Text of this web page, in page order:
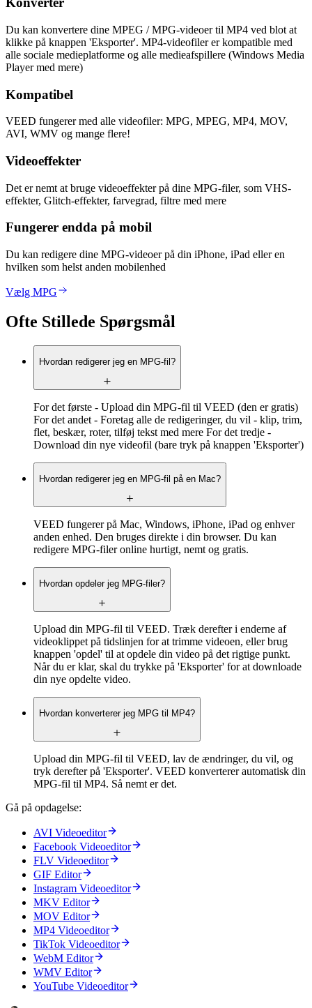
Du kan konvertere dine MPEG / MPG-videoer til MP4 ved blot at
klikke på knappen 'Eksporter'. MP4-videofiler er kompatible med
alle sociale medieplatforme og alle medieafspillere (Windows Media
Player med mere)
Kompatibel
VEED fungerer med alle videofiler: MPG, MPEG, MP4, MOV,
AVI, WMV og mange flere!
Videoeffekter
Det er nemt at bruge videoeffekter på dine MPG-filer, som VHS-
effekter, Glitch-effekter, farvegrad, filtre med mere
Fungerer endda på mobil
Du kan redigere dine MPG-videoer på din iPhone, iPad eller en
hvilken som helst anden mobilenhed
Vælg MPG
Ofte Stillede Spørgsmål
Hvordan redigerer jeg en MPG-fil?
For det første - Upload din MPG-fil til VEED (den er gratis)
For det andet - Foretag alle de redigeringer, du vil - klip, trim,
flet, beskær, roter, tilføj tekst med mere For det tredje -
Download din nye videofil (bare tryk på knappen 'Eksporter')
Hvordan redigerer jeg en MPG-fil på en Mac?
VEED fungerer på Mac, Windows, iPhone, iPad og enhver
anden enhed. Den bruges direkte i din browser. Du kan
redigere MPG-filer online hurtigt, nemt og gratis.
Hvordan opdeler jeg MPG-filer?
Upload din MPG-fil til VEED. Træk derefter i enderne af
videoklippet på tidslinjen for at trimme videoen, eller brug
knappen 'opdel' til at opdele din video på det rigtige punkt.
Når du er klar, skal du trykke på 'Eksporter' for at downloade
din nye opdelte video.
Hvordan konverterer jeg MPG til MP4?
Upload din MPG-fil til VEED, lav de ændringer, du vil, og
tryk derefter på 'Eksporter'. VEED konverterer automatisk din
MPG-fil til MP4. Så nemt er det.
Gå på opdagelse:
AVI Videoeditor
Facebook Videoeditor
FLV Videoeditor
GIF Editor
Instagram Videoeditor
MKV Editor
MOV Editor
MP4 Videoeditor
TikTok Videoeditor
WebM Editor
WMV Editor
YouTube Videoeditor